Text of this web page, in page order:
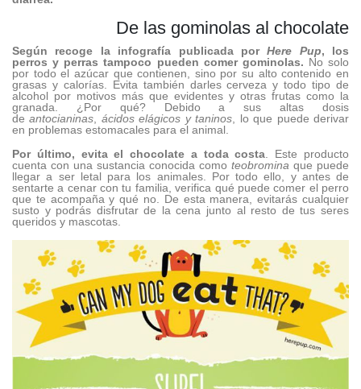
De las gominolas al chocolate
Según recoge la infografía publicada porHere Pup, los
perros y perras tampoco pueden comer gominolas. No solo
por todo el azúcar que contienen, sino por su alto contenido en
grasas y calorías. Evita también darles cerveza y todo tipo de
alcohol por motivos más que evidentes y otras frutas como la
granada. ¿Por qué? Debido a sus altas dosis
deantocianinas ácidos elágicos y taninos , lo que puede derivar
en problemas estomacales para el animal.
Por último, evita el chocolate a toda costa . Este producto
cuenta con una sustancia conocida como teobromina que puede
llegar a ser letal para los animales. Por todo ello, y antes de
sentarte a cenar con tu familia, verifica qué puede comer el perro
que te acompaña y qué no. De esta manera, evitarás cualquier
susto y podrás disfrutar de la cena junto al resto de tus seres
queridos y mascotas.